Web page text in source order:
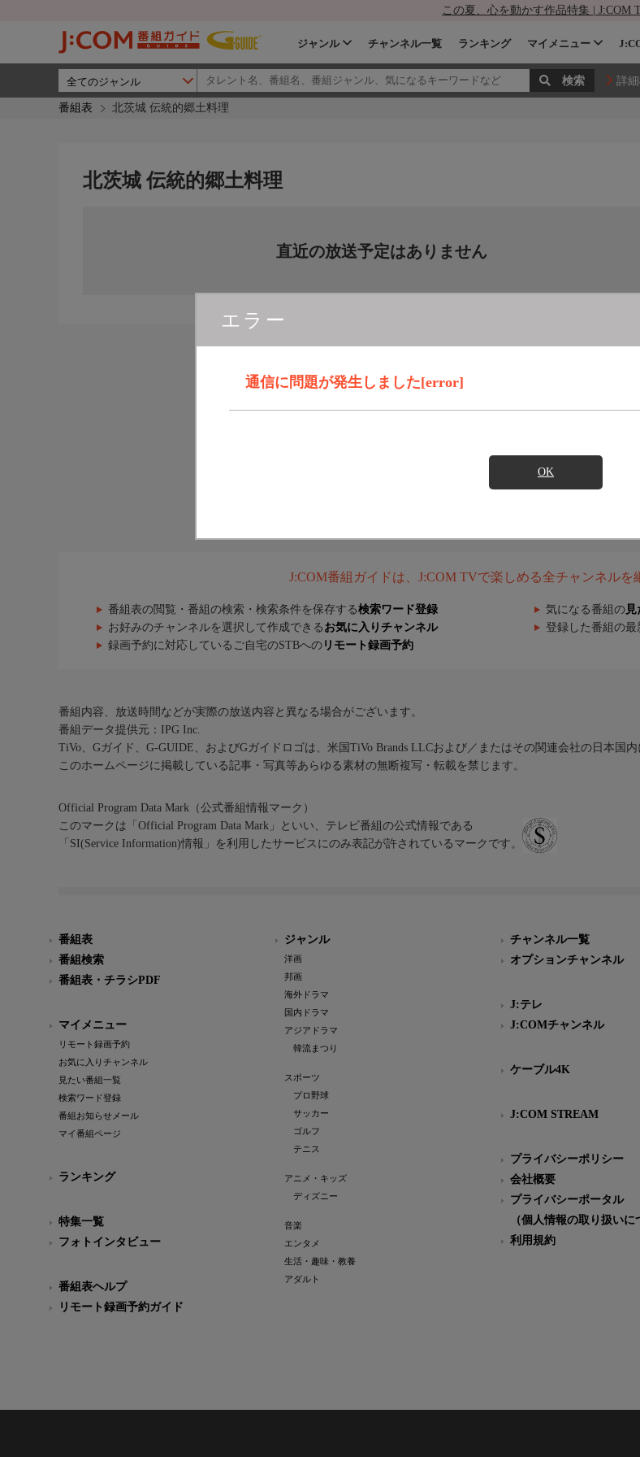
この夏、心を動かす作品特集 | J:COM
ジャンル チャンネル一覧 ランキング マイメニュー
詳
番組表 北茨城 伝統的郷土料理
エラー
通信に問題が発生しました[error]
OK
北茨城 伝統的郷土料理
直近の放送予定はありません
J:COM番組ガイドは、J:COM TVで楽しめる全チャンネルを
番組表の閲覧・番組の検索・検索条件を保存する検索ワード登録 気になる番組の
お好みのチャンネルを選択して作成できる お気に入りチャンネル 登録した番組の
録画予約に対応しているご自宅のSTBへの リモート録画予約
番組内容、放送時間などが実際の放送内容と異なる場合がございます。
番組データ提供元：IPG Inc.
TiVo、Gガイド、G-GUIDE、およびGガイドロゴは、米国TiVo Brands LLCおよび／またはその関連会社の日本国
このホームページに掲載している記事・写真等あらゆる素材の無断複写・転載を禁じます。
Official Program Data Mark（公式番組情報マーク）
このマークは「Official Program Data Mark」といい、テレビ番組の公式情報である
「SI(Service Information)情報」を利用したサービスにのみ表記が許されているマークです。
番組表
番組検索
番組表・チラシPDF
マイメニュー
リモート録画予約
お気に入りチャンネル
見たい番組一覧
検索ワード登録
番組お知らせメール
マイ番組ページ
ランキング
特集一覧
フォトインタビュー
番組表ヘルプ
リモート録画予約ガイド
ジャンル
洋画
邦画
海外ドラマ
国内ドラマ
アジアドラマ
韓流まつり
スポーツ
プロ野球
サッカー
ゴルフ
テニス
アニメ・キッズ
ディズニー
音楽
エンタメ
生活・趣味・教養
アダルト
チャンネル一覧
オプションチャンネル
J:テレ
J:COMチャンネル
ケーブル4K
J:COM STREAM
プライバシーポリシー
会社概要
プライバシーポータル
（個人情報の取り扱いに
利用規約